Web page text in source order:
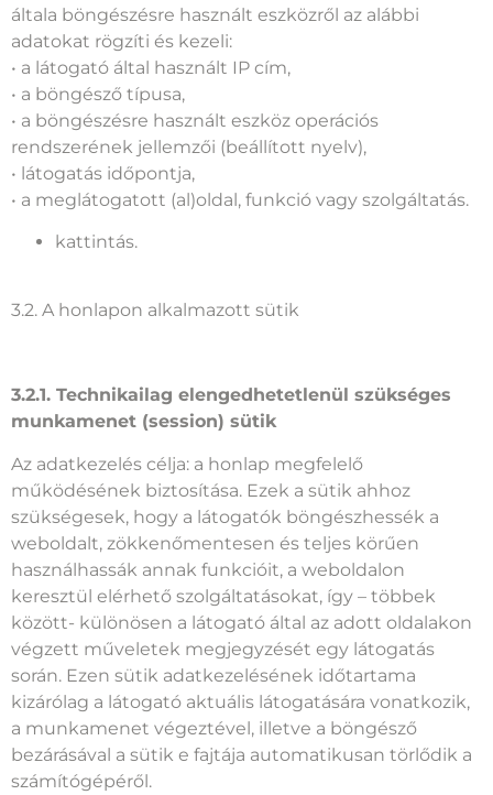
általa böngészésre használt eszközről az alábbi
adatokat rögzíti és kezeli:
• a látogató által használt IP cím,
• a böngésző típusa,
• a böngészésre használt eszköz operációs
rendszerének jellemzői (beállított nyelv),
• látogatás időpontja,
• a meglátogatott (al)oldal, funkció vagy szolgáltatás.
kattintás.
3.2. A honlapon alkalmazott sütik
3.2.1. Technikailag elengedhetetlenül szükséges
munkamenet (session) sütik
Az adatkezelés célja: a honlap megfelelő
működésének biztosítása. Ezek a sütik ahhoz
szükségesek, hogy a látogatók böngészhessék a
weboldalt, zökkenőmentesen és teljes körűen
használhassák annak funkcióit, a weboldalon
keresztül elérhető szolgáltatásokat, így – többek
között- különösen a látogató által az adott oldalakon
végzett műveletek megjegyzését egy látogatás
során. Ezen sütik adatkezelésének időtartama
kizárólag a látogató aktuális látogatására vonatkozik,
a munkamenet végeztével, illetve a böngésző
bezárásával a sütik e fajtája automatikusan törlődik a
számítógépéről.